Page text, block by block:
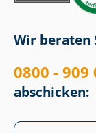
Wir beraten
0800 - 909
abschicken: